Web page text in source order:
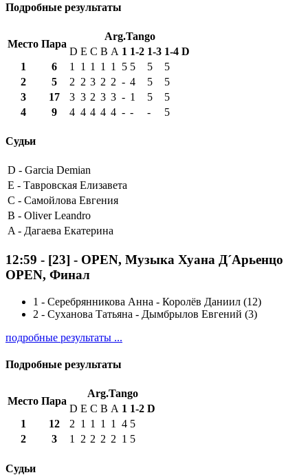
Подробные результаты
Место Пара
Arg.Tango
D E C B A 1 1-2 1-3 1-4 D
1
6 1 1 1 1 1 5 5 5
5
2
5 2 2 3 2 2 - 4 5
5
3
17 3 3 2 3 3 - 1 5
5
4
9 4 4 4 4 4 - - - 5
Судьи
D - Garcia Demian
E - Тавровская Елизавета
C - Самойлова Евгения
B - Oliver Leandro
A - Дагаева Екатерина
12:59 - [23] - OPEN, Музыка Хуана Д´Арьенцо
OPEN, Финал
1 - Серебрянникова Анна - Королёв Даниил (12)
2 - Суханова Татьяна - Дымбрылов Евгений (3)
подробные результаты ...
Подробные результаты
Место Пара
Arg.Tango
D E C B A 1 1-2 D
1
12 2 1 1 1 1 4 5
2
3 1 2 2 2 2 1 5
Судьи